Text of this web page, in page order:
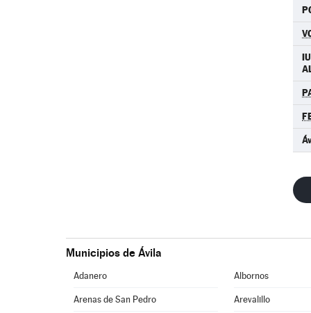
Municipios de Ávila
Adanero Albornos
Arenas de San Pedro Arevalillo